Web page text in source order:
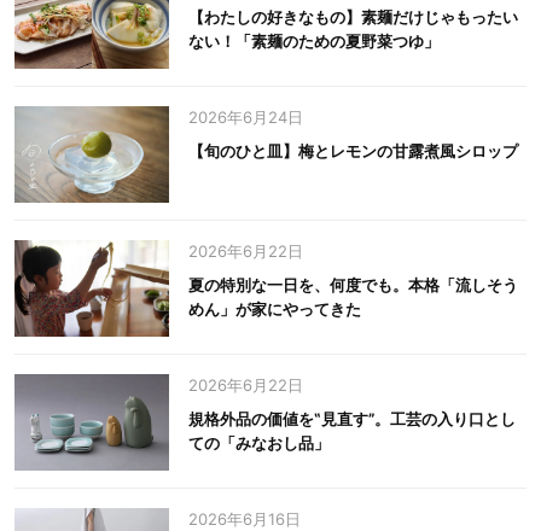
【わたしの好きなもの】素麺だけじゃもったい
ない！「素麺のための夏野菜つゆ」
2026年6月24日
【旬のひと皿】梅とレモンの甘露煮風シロップ
2026年6月22日
夏の特別な一日を、何度でも。本格「流しそう
めん」が家にやってきた
2026年6月22日
規格外品の価値を‟見直す”。工芸の入り口とし
ての「みなおし品」
2026年6月16日